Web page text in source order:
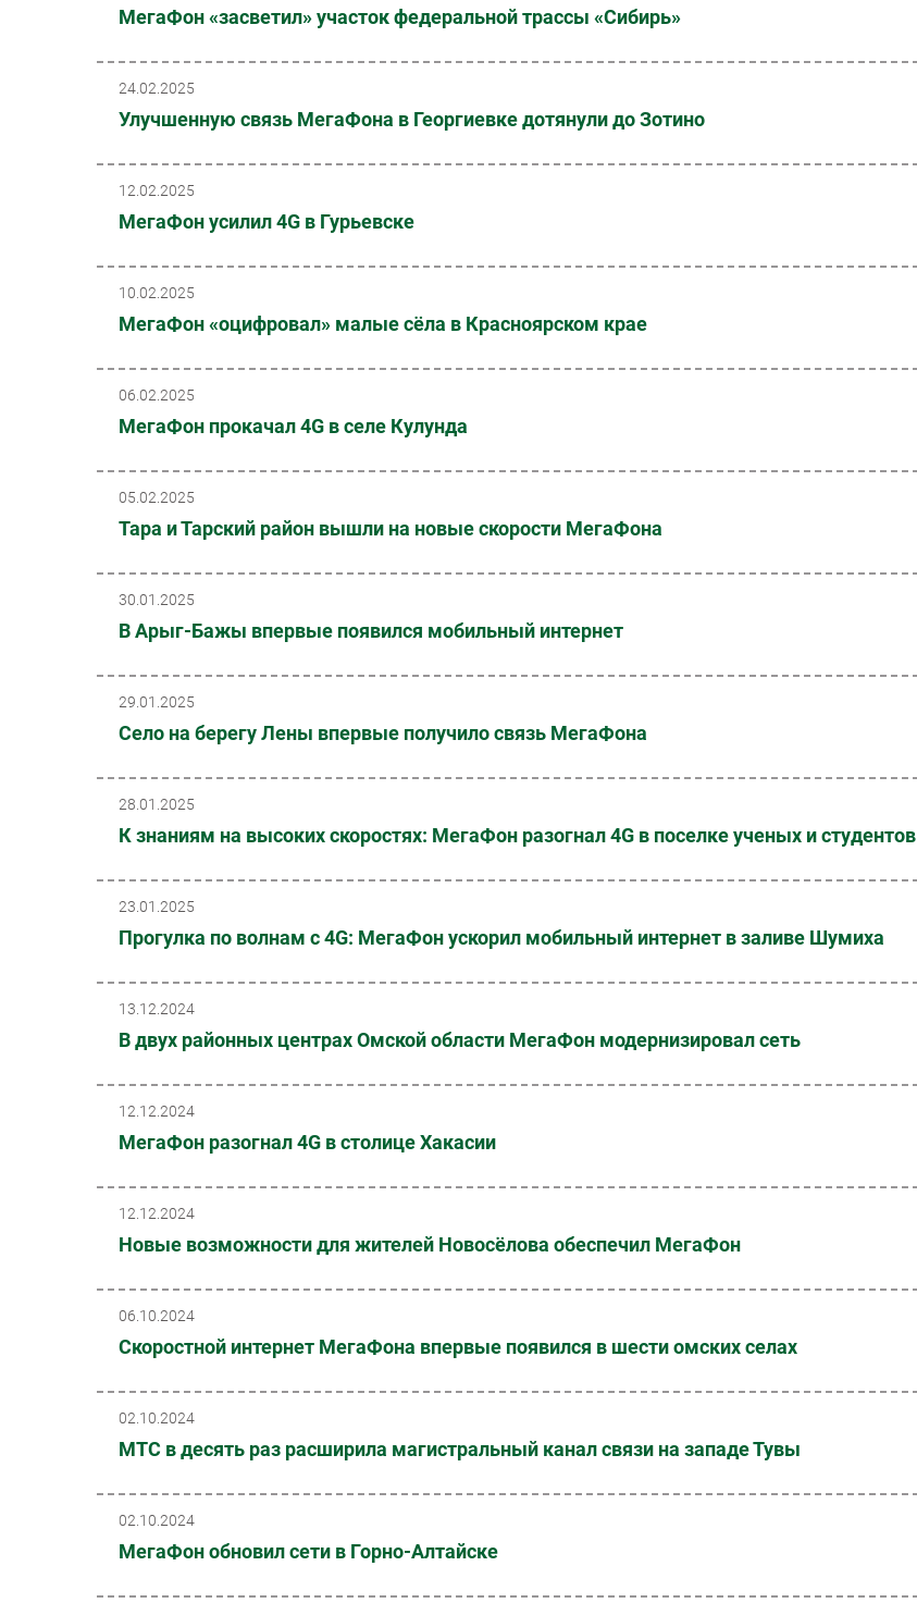
МегаФон «засветил» участок федеральной трассы «Сибирь»
24.02.2025
Улучшенную связь МегаФона в Георгиевке дотянули до Зотино
12.02.2025
МегаФон усилил 4G в Гурьевске
10.02.2025
МегаФон «оцифровал» малые сёла в Красноярском крае
06.02.2025
МегаФон прокачал 4G в селе Кулунда
05.02.2025
Тара и Тарский район вышли на новые скорости МегаФона
30.01.2025
В Арыг-Бажы впервые появился мобильный интернет
29.01.2025
Село на берегу Лены впервые получило связь МегаФона
28.01.2025
К знаниям на высоких скоростях: МегаФон разогнал 4G в поселке ученых и студентов
23.01.2025
Прогулка по волнам с 4G: МегаФон ускорил мобильный интернет в заливе Шумиха
13.12.2024
В двух районных центрах Омской области МегаФон модернизировал сеть
12.12.2024
МегаФон разогнал 4G в столице Хакасии
12.12.2024
Новые возможности для жителей Новосёлова обеспечил МегаФон
06.10.2024
Скоростной интернет МегаФона впервые появился в шести омских селах
02.10.2024
МТС в десять раз расширила магистральный канал связи на западе Тувы
02.10.2024
МегаФон обновил сети в Горно-Алтайске